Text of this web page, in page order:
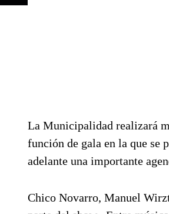
La Municipalidad realizará
función de gala en la que se
adelante una importante
Chico Novarro, Manuel